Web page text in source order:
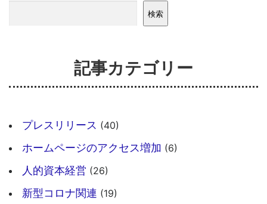
検索
記事カテゴリー
プレスリリース (40)
ホームページのアクセス増加 (6)
人的資本経営 (26)
新型コロナ関連 (19)